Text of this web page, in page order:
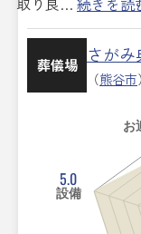
葬儀場 さが
（熊谷市）
お
5.0
設備